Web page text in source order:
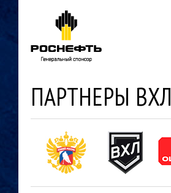
ПАРТНЕРЫ ВХЛ